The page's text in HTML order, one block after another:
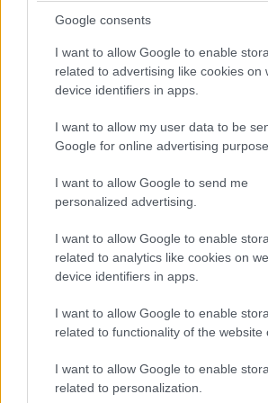
Google consents
I want to allow Google to enable
related to advertising like cookies on
device identifiers in apps.
I want to allow my user data to be
Google for online advertising
I want to allow Google to send me
personalized advertising.
I want to allow Google to enable
related to analytics like cookies on
device identifiers in apps.
I want to allow Google to enable
related to functionality of the website
I want to allow Google to enable
related to personalization.
A gumikopás állítólag nagyobb, mitn
akár a közepes, akár a kemény keverékről
De előzni úgysem lehet...
Az azért egyértelmű, hogy Ocon feltartja a
Ocon őrzi a harmadik helyet.
Nocsak, előzés: Magnussen bevetődött
megelőzi!
Perez is elmegy a Williams mellett.
Sainz fekete-fehér zászlót kap a